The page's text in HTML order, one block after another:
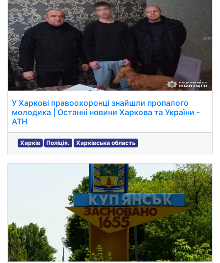
У Харкові правоохоронці знайшли пропалого
молодика | Останні новини Харкова та України -
АТН
Харків Поліція. Харківська область